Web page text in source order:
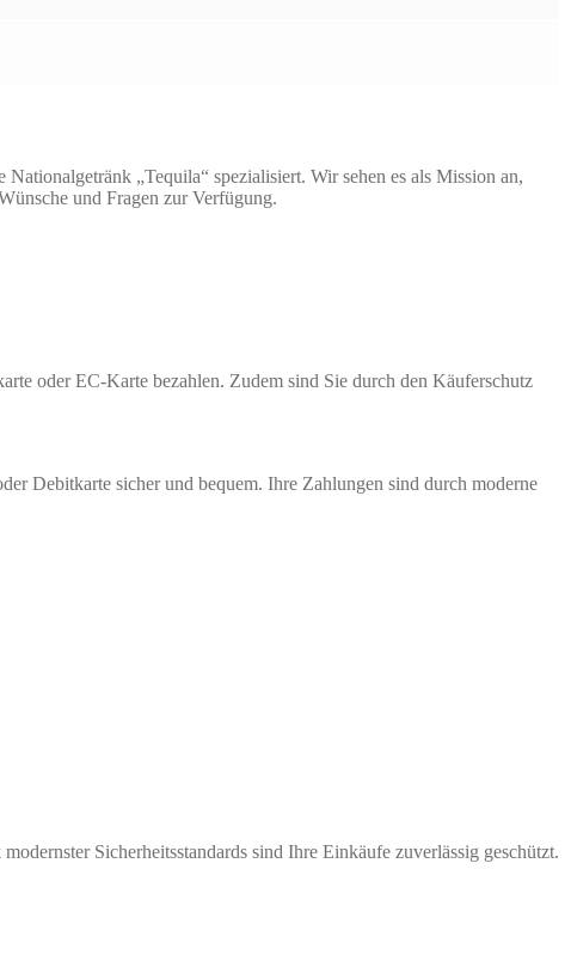
„Tequila“ spezialisiert. Wir sehen es als Mission an,
und Fragen zur Verfügung.
oder EC-Karte bezahlen. Zudem sind Sie durch den Käuferschutz
Debitkarte sicher und bequem. Ihre Zahlungen sind durch moderne
Sicherheitsstandards sind Ihre Einkäufe zuverlässig geschützt.